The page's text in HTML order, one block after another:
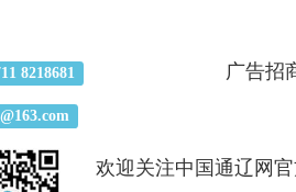
8218681 广告招
欢迎关注中国通辽网